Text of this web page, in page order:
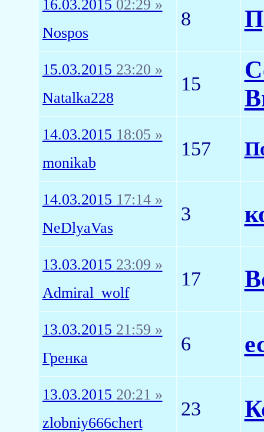
16.03.2015 02:29 »
Nospos
8
15.03.2015 23:20 »
Natalka228
15
14.03.2015 18:05 »
monikab
157
14.03.2015 17:14 »
NeDlyaVas
3
13.03.2015 23:09 »
Admiral_wolf
17
13.03.2015 21:59 »
Гренка
6
13.03.2015 20:21 »
zlobniy666chert
23